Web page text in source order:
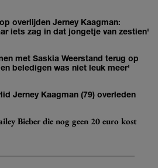
overlijden Jerney Kaagman:
iets zag in dat jongetje van zestien'
met Saskia Weerstand terug op
beledigen was niet leuk meer'
Jerney Kaagman (79) overleden
Bieber die nog geen 20 euro kost